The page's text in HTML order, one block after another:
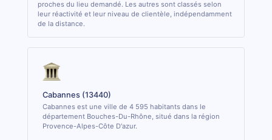
proches du lieu demandé. Les autres sont classés selon
leur réactivité et leur niveau de clientèle, indépendamment
de la distance.
Cabannes (13440)
Cabannes est une ville de 4 595 habitants dans le
département Bouches-Du-Rhône, situé dans la région
Provence-Alpes-Côte D'azur.